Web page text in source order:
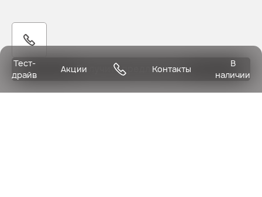
Получить предложение
Тест-
драйв
Акции Контакты
В
наличии